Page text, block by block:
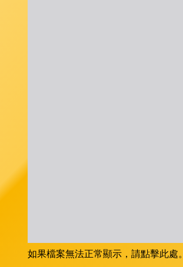
如果檔案無法正常顯示，請點擊此處。